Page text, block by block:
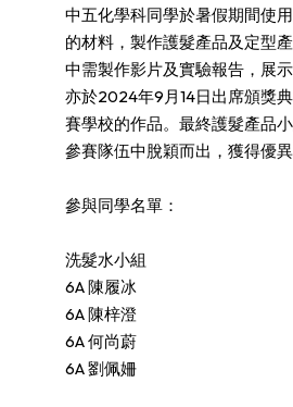
中五化學科同學於暑假期間使
的材料，製作護髮產品及定型
中需製作影片及實驗報告，展
亦於2024年9月14日出席頒獎
賽學校的作品。最終護髮產品
參賽隊伍中脫穎而出，獲得優異
參與同學名單：
洗髮水小組
6A 陳履冰
6A 陳梓澄
6A 何尚蔚
6A 劉佩姍